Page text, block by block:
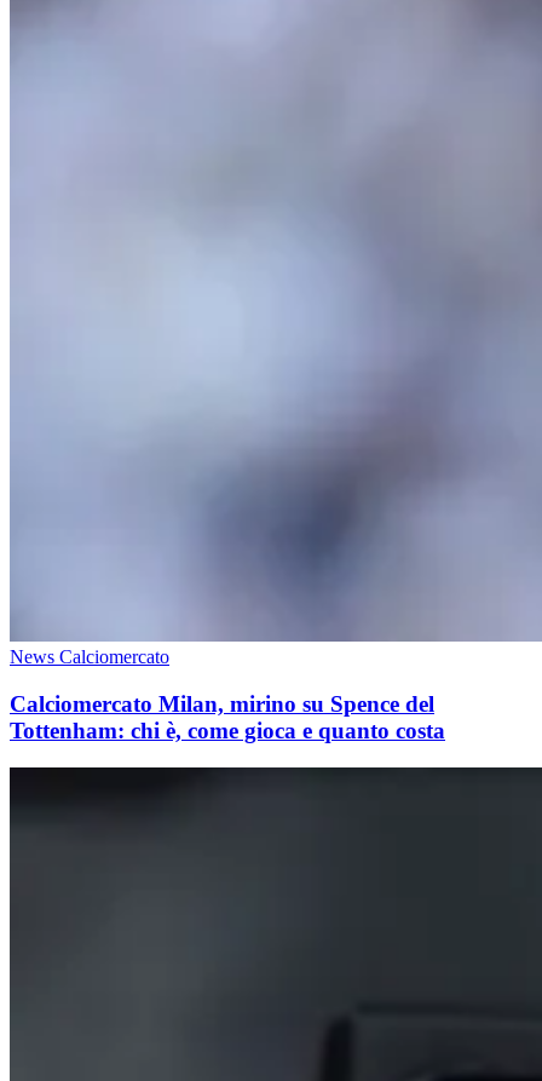
News Calciomercato
Calciomercato Milan, mirino su Spence del
Tottenham: chi è, come gioca e quanto costa